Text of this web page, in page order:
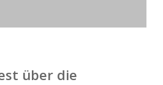
über die